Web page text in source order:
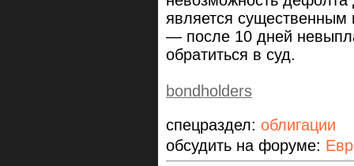
является
— после 10 дней
обратиться в суд.
bondholders
спецраздел: облигации
обсудить на форуме: